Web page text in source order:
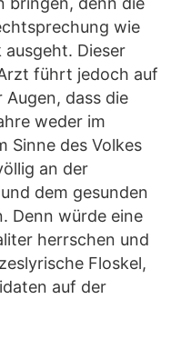
wie
Dieser
führt jedoch auf
dass die
weder im
Sinne des Volkes
an der
dem gesunden
Denn würde eine
herrschen und
Floskel,
auf der